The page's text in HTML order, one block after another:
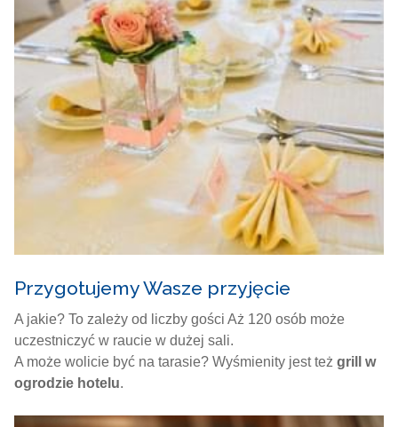
Przygotujemy Wasze przyjęcie
A jakie? To zależy od liczby gości Aż 120 osób może
uczestniczyć w raucie w dużej sali.
A może wolicie być na tarasie? Wyśmienity jest też grill w
ogrodzie hotelu.